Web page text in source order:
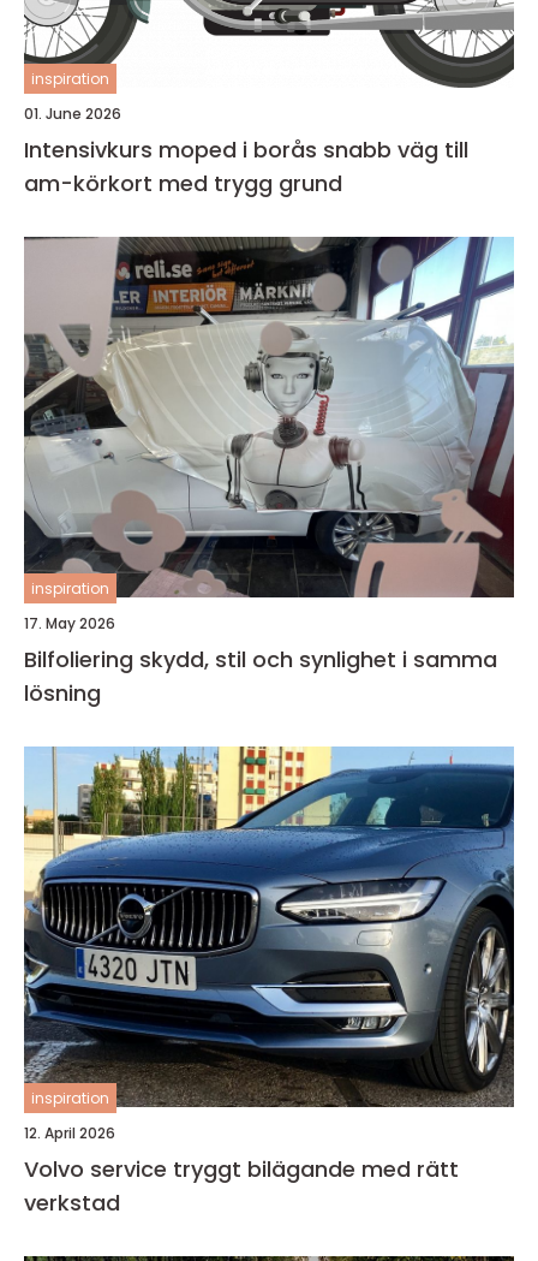
inspiration
01. June 2026
Intensivkurs moped i borås snabb väg till
am-körkort med trygg grund
inspiration
17. May 2026
Bilfoliering skydd, stil och synlighet i samma
lösning
inspiration
12. April 2026
Volvo service tryggt bilägande med rätt
verkstad